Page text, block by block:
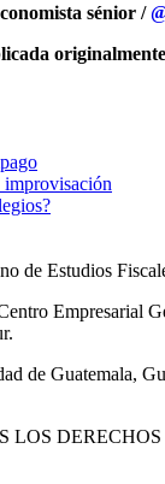
sénior /
improvisación
de Estudios
Empresarial
de Guatemala,
LOS DERECHOS